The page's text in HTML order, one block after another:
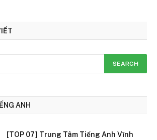
ANH
[TOP 07] Trung Tâm Tiếng Anh Vĩnh